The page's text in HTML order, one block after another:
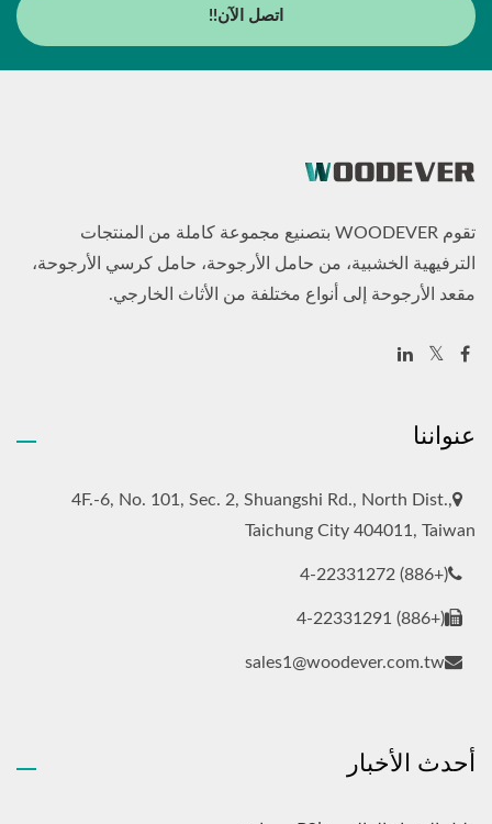
اتصل الآن!!
تقوم WOODEVER بتصنيع مجموعة كاملة من المنتجات
الترفيهية الخشبية، من حامل الأرجوحة، حامل كرسي الأرجوحة،
مقعد الأرجوحة إلى أنواع مختلفة من الأثاث الخارجي.
عنواننا
4F.-6, No. 101, Sec. 2, Shuangshi Rd., North Dist.,
Taichung City 404011, Taiwan
(+886) 4-22331272
(+886) 4-22331291
sales1@woodever.com.tw
أحدث الأخبار